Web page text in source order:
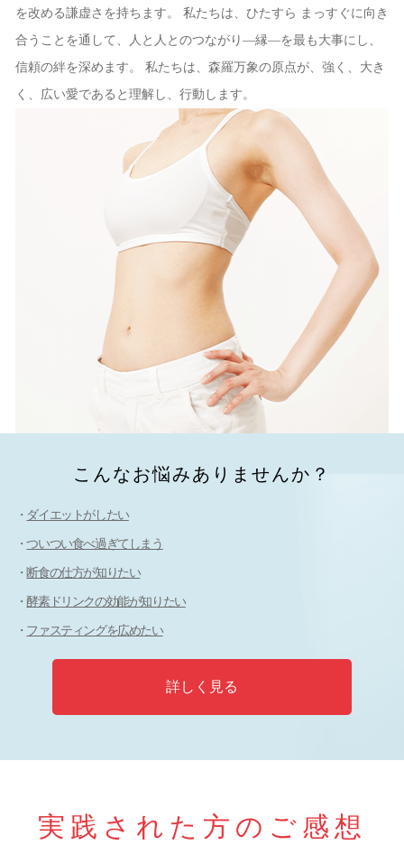
を改める謙虚さを持ちます。 私たちは、ひたすら まっすぐに向き
合うことを通して、人と人とのつながり―縁―を最も大事にし、
信頼の絆を深めます。 私たちは、森羅万象の原点が、強く、大き
く、広い愛であると理解し、行動します。
こんなお悩みありませんか？
ダイエットがしたい
ついつい食べ過ぎてしまう
断食の仕方が知りたい
酵素ドリンクの効能が知りたい
ファスティングを広めたい
詳しく見る
実践された方のご感想